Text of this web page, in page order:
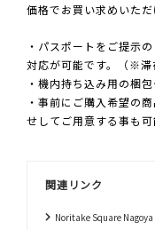
価格でお買い求めいただ
・パスポートをご提示
対応が可能です。（※滞
・機内持ち込み用の梱
・事前にご購入希望の
せしてご用意する事も可
関連リンク
Noritake Square